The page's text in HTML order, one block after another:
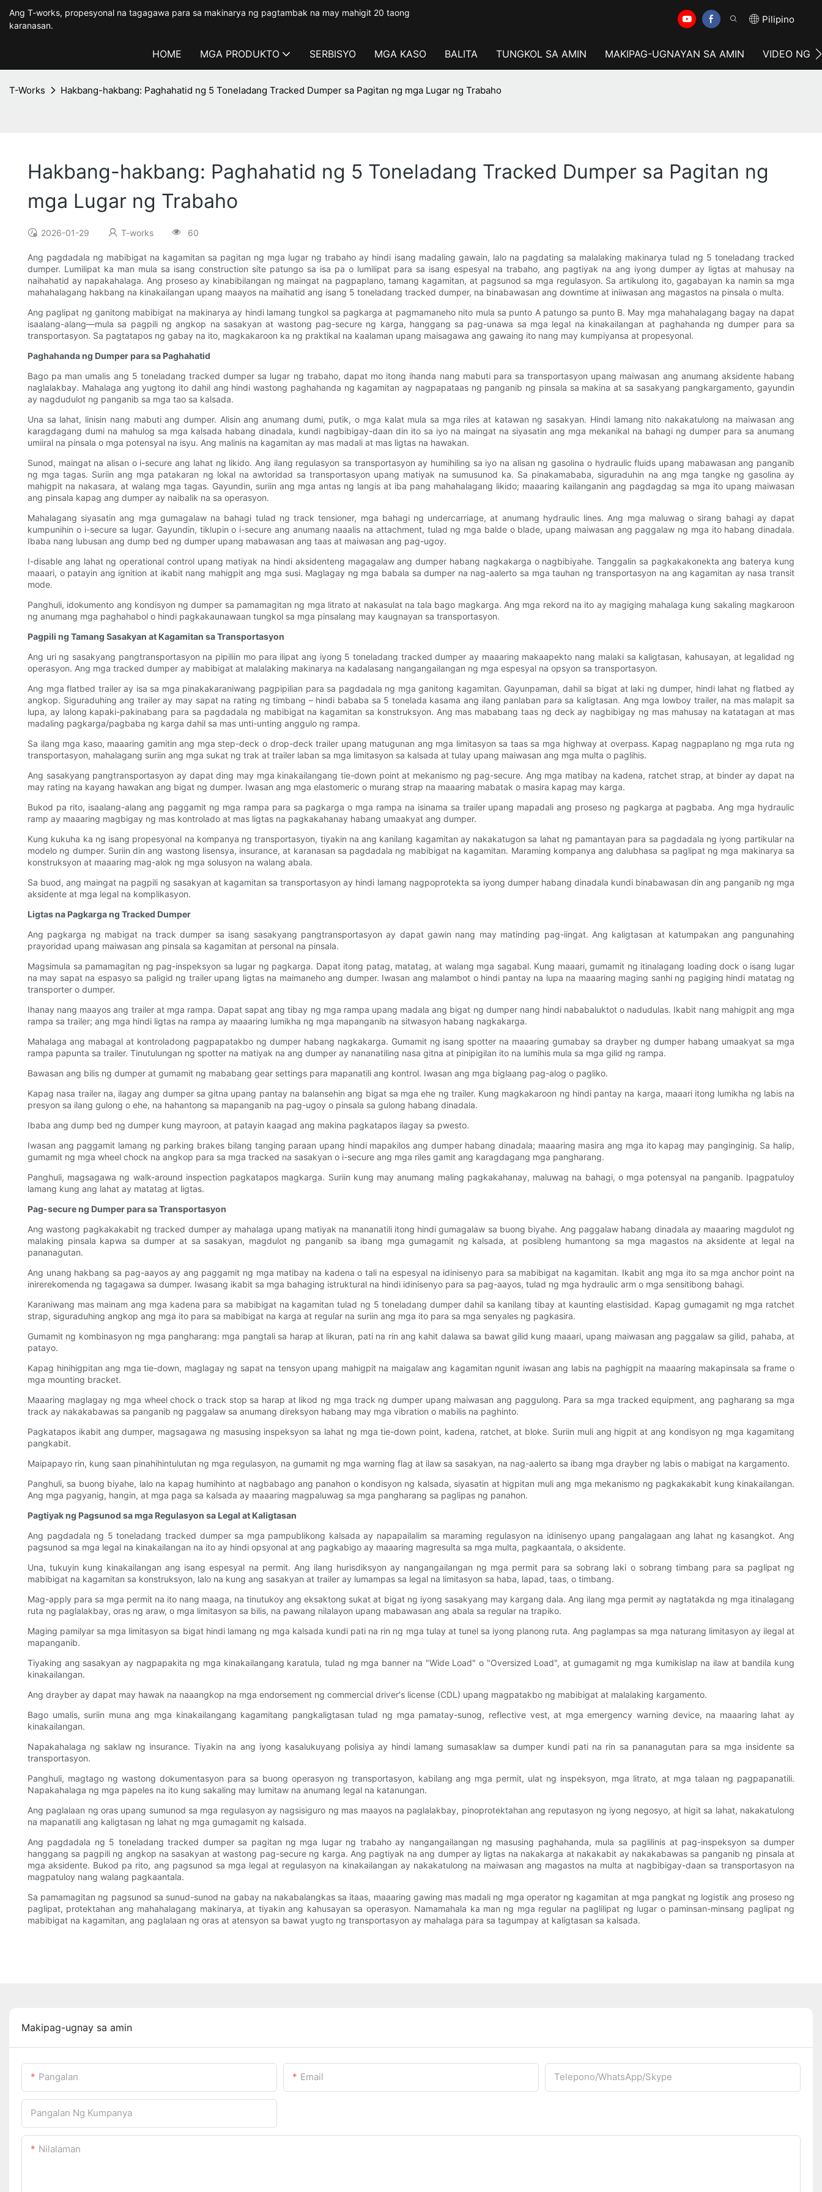
Ang T-works, propesyonal na tagagawa para sa makinarya ng pagtambak na may mahigit 20 taong
karanasan.
Pilipino
HOME MGA PRODUKTO SERBISYO MGA KASO BALITA TUNGKOL SA AMIN MAKIPAG-UGNAYAN SA AMIN VIDEO NG
T-Works Hakbang-hakbang: Paghahatid ng 5 Toneladang Tracked Dumper sa Pagitan ng mga Lugar ng Trabaho
Hakbang-hakbang: Paghahatid ng 5 Toneladang Tracked Dumper sa Pagitan ng
mga Lugar ng Trabaho
2026-01-29 T-works 60
Ang pagdadala ng mabibigat na kagamitan sa pagitan ng mga lugar ng trabaho ay hindi isang madaling gawain, lalo na pagdating sa malalaking makinarya tulad ng 5 toneladang tracked
dumper. Lumilipat ka man mula sa isang construction site patungo sa isa pa o lumilipat para sa isang espesyal na trabaho, ang pagtiyak na ang iyong dumper ay ligtas at mahusay na
naihahatid ay napakahalaga. Ang proseso ay kinabibilangan ng maingat na pagpaplano, tamang kagamitan, at pagsunod sa mga regulasyon. Sa artikulong ito, gagabayan ka namin sa mga
mahahalagang hakbang na kinakailangan upang maayos na maihatid ang isang 5 toneladang tracked dumper, na binabawasan ang downtime at iniiwasan ang magastos na pinsala o multa.
Ang paglipat ng ganitong mabibigat na makinarya ay hindi lamang tungkol sa pagkarga at pagmamaneho nito mula sa punto A patungo sa punto B. May mga mahahalagang bagay na dapat
isaalang-alang—mula sa pagpili ng angkop na sasakyan at wastong pag-secure ng karga, hanggang sa pag-unawa sa mga legal na kinakailangan at paghahanda ng dumper para sa
transportasyon. Sa pagtatapos ng gabay na ito, magkakaroon ka ng praktikal na kaalaman upang maisagawa ang gawaing ito nang may kumpiyansa at propesyonal.
Paghahanda ng Dumper para sa Paghahatid
Bago pa man umalis ang 5 toneladang tracked dumper sa lugar ng trabaho, dapat mo itong ihanda nang mabuti para sa transportasyon upang maiwasan ang anumang aksidente habang
naglalakbay. Mahalaga ang yugtong ito dahil ang hindi wastong paghahanda ng kagamitan ay nagpapataas ng panganib ng pinsala sa makina at sa sasakyang pangkargamento, gayundin
ay nagdudulot ng panganib sa mga tao sa kalsada.
Una sa lahat, linisin nang mabuti ang dumper. Alisin ang anumang dumi, putik, o mga kalat mula sa mga riles at katawan ng sasakyan. Hindi lamang nito nakakatulong na maiwasan ang
karagdagang dumi na mahulog sa mga kalsada habang dinadala, kundi nagbibigay-daan din ito sa iyo na maingat na siyasatin ang mga mekanikal na bahagi ng dumper para sa anumang
umiiral na pinsala o mga potensyal na isyu. Ang malinis na kagamitan ay mas madali at mas ligtas na hawakan.
Sunod, maingat na alisan o i-secure ang lahat ng likido. Ang ilang regulasyon sa transportasyon ay humihiling sa iyo na alisan ng gasolina o hydraulic fluids upang mabawasan ang panganib
ng mga tagas. Suriin ang mga patakaran ng lokal na awtoridad sa transportasyon upang matiyak na sumusunod ka. Sa pinakamababa, siguraduhin na ang mga tangke ng gasolina ay
mahigpit na nakasara, at walang mga tagas. Gayundin, suriin ang mga antas ng langis at iba pang mahahalagang likido; maaaring kailanganin ang pagdagdag sa mga ito upang maiwasan
ang pinsala kapag ang dumper ay naibalik na sa operasyon.
Mahalagang siyasatin ang mga gumagalaw na bahagi tulad ng track tensioner, mga bahagi ng undercarriage, at anumang hydraulic lines. Ang mga maluwag o sirang bahagi ay dapat
kumpunihin o i-secure sa lugar. Gayundin, tiklupin o i-secure ang anumang naaalis na attachment, tulad ng mga balde o blade, upang maiwasan ang paggalaw ng mga ito habang dinadala.
Ibaba nang lubusan ang dump bed ng dumper upang mabawasan ang taas at maiwasan ang pag-ugoy.
I-disable ang lahat ng operational control upang matiyak na hindi aksidenteng magagalaw ang dumper habang nagkakarga o nagbibiyahe. Tanggalin sa pagkakakonekta ang baterya kung
maaari, o patayin ang ignition at ikabit nang mahigpit ang mga susi. Maglagay ng mga babala sa dumper na nag-aalerto sa mga tauhan ng transportasyon na ang kagamitan ay nasa transit
mode.
Panghuli, idokumento ang kondisyon ng dumper sa pamamagitan ng mga litrato at nakasulat na tala bago magkarga. Ang mga rekord na ito ay magiging mahalaga kung sakaling magkaroon
ng anumang mga paghahabol o hindi pagkakaunawaan tungkol sa mga pinsalang may kaugnayan sa transportasyon.
Pagpili ng Tamang Sasakyan at Kagamitan sa Transportasyon
Ang uri ng sasakyang pangtransportasyon na pipiliin mo para ilipat ang iyong 5 toneladang tracked dumper ay maaaring makaapekto nang malaki sa kaligtasan, kahusayan, at legalidad ng
operasyon. Ang mga tracked dumper ay mabibigat at malalaking makinarya na kadalasang nangangailangan ng mga espesyal na opsyon sa transportasyon.
Ang mga flatbed trailer ay isa sa mga pinakakaraniwang pagpipilian para sa pagdadala ng mga ganitong kagamitan. Gayunpaman, dahil sa bigat at laki ng dumper, hindi lahat ng flatbed ay
angkop. Siguraduhing ang trailer ay may sapat na rating ng timbang – hindi bababa sa 5 tonelada kasama ang ilang panlaban para sa kaligtasan. Ang mga lowboy trailer, na mas malapit sa
lupa, ay lalong kapaki-pakinabang para sa pagdadala ng mabibigat na kagamitan sa konstruksyon. Ang mas mababang taas ng deck ay nagbibigay ng mas mahusay na katatagan at mas
madaling pagkarga/pagbaba ng karga dahil sa mas unti-unting anggulo ng rampa.
Sa ilang mga kaso, maaaring gamitin ang mga step-deck o drop-deck trailer upang matugunan ang mga limitasyon sa taas sa mga highway at overpass. Kapag nagpaplano ng mga ruta ng
transportasyon, mahalagang suriin ang mga sukat ng trak at trailer laban sa mga limitasyon sa kalsada at tulay upang maiwasan ang mga multa o paglihis.
Ang sasakyang pangtransportasyon ay dapat ding may mga kinakailangang tie-down point at mekanismo ng pag-secure. Ang mga matibay na kadena, ratchet strap, at binder ay dapat na
may rating na kayang hawakan ang bigat ng dumper. Iwasan ang mga elastomeric o murang strap na maaaring mabatak o masira kapag may karga.
Bukod pa rito, isaalang-alang ang paggamit ng mga rampa para sa pagkarga o mga rampa na isinama sa trailer upang mapadali ang proseso ng pagkarga at pagbaba. Ang mga hydraulic
ramp ay maaaring magbigay ng mas kontrolado at mas ligtas na pagkakahanay habang umaakyat ang dumper.
Kung kukuha ka ng isang propesyonal na kompanya ng transportasyon, tiyakin na ang kanilang kagamitan ay nakakatugon sa lahat ng pamantayan para sa pagdadala ng iyong partikular na
modelo ng dumper. Suriin din ang wastong lisensya, insurance, at karanasan sa pagdadala ng mabibigat na kagamitan. Maraming kompanya ang dalubhasa sa paglipat ng mga makinarya sa
konstruksyon at maaaring mag-alok ng mga solusyon na walang abala.
Sa buod, ang maingat na pagpili ng sasakyan at kagamitan sa transportasyon ay hindi lamang nagpoprotekta sa iyong dumper habang dinadala kundi binabawasan din ang panganib ng mga
aksidente at mga legal na komplikasyon.
Ligtas na Pagkarga ng Tracked Dumper
Ang pagkarga ng mabigat na track dumper sa isang sasakyang pangtransportasyon ay dapat gawin nang may matinding pag-iingat. Ang kaligtasan at katumpakan ang pangunahing
prayoridad upang maiwasan ang pinsala sa kagamitan at personal na pinsala.
Magsimula sa pamamagitan ng pag-inspeksyon sa lugar ng pagkarga. Dapat itong patag, matatag, at walang mga sagabal. Kung maaari, gumamit ng itinalagang loading dock o isang lugar
na may sapat na espasyo sa paligid ng trailer upang ligtas na maimaneho ang dumper. Iwasan ang malambot o hindi pantay na lupa na maaaring maging sanhi ng pagiging hindi matatag ng
transporter o dumper.
Ihanay nang maayos ang trailer at mga rampa. Dapat sapat ang tibay ng mga rampa upang madala ang bigat ng dumper nang hindi nababaluktot o nadudulas. Ikabit nang mahigpit ang mga
rampa sa trailer; ang mga hindi ligtas na rampa ay maaaring lumikha ng mga mapanganib na sitwasyon habang nagkakarga.
Mahalaga ang mabagal at kontroladong pagpapatakbo ng dumper habang nagkakarga. Gumamit ng isang spotter na maaaring gumabay sa drayber ng dumper habang umaakyat sa mga
rampa papunta sa trailer. Tinutulungan ng spotter na matiyak na ang dumper ay nananatiling nasa gitna at pinipigilan ito na lumihis mula sa mga gilid ng rampa.
Bawasan ang bilis ng dumper at gumamit ng mababang gear settings para mapanatili ang kontrol. Iwasan ang mga biglaang pag-alog o pagliko.
Kapag nasa trailer na, ilagay ang dumper sa gitna upang pantay na balansehin ang bigat sa mga ehe ng trailer. Kung magkakaroon ng hindi pantay na karga, maaari itong lumikha ng labis na
presyon sa ilang gulong o ehe, na hahantong sa mapanganib na pag-ugoy o pinsala sa gulong habang dinadala.
Ibaba ang dump bed ng dumper kung mayroon, at patayin kaagad ang makina pagkatapos ilagay sa pwesto.
Iwasan ang paggamit lamang ng parking brakes bilang tanging paraan upang hindi mapakilos ang dumper habang dinadala; maaaring masira ang mga ito kapag may panginginig. Sa halip,
gumamit ng mga wheel chock na angkop para sa mga tracked na sasakyan o i-secure ang mga riles gamit ang karagdagang mga pangharang.
Panghuli, magsagawa ng walk-around inspection pagkatapos magkarga. Suriin kung may anumang maling pagkakahanay, maluwag na bahagi, o mga potensyal na panganib. Ipagpatuloy
lamang kung ang lahat ay matatag at ligtas.
Pag-secure ng Dumper para sa Transportasyon
Ang wastong pagkakakabit ng tracked dumper ay mahalaga upang matiyak na mananatili itong hindi gumagalaw sa buong biyahe. Ang paggalaw habang dinadala ay maaaring magdulot ng
malaking pinsala kapwa sa dumper at sa sasakyan, magdulot ng panganib sa ibang mga gumagamit ng kalsada, at posibleng humantong sa mga magastos na aksidente at legal na
pananagutan.
Ang unang hakbang sa pag-aayos ay ang paggamit ng mga matibay na kadena o tali na espesyal na idinisenyo para sa mabibigat na kagamitan. Ikabit ang mga ito sa mga anchor point na
inirerekomenda ng tagagawa sa dumper. Iwasang ikabit sa mga bahaging istruktural na hindi idinisenyo para sa pag-aayos, tulad ng mga hydraulic arm o mga sensitibong bahagi.
Karaniwang mas mainam ang mga kadena para sa mabibigat na kagamitan tulad ng 5 toneladang dumper dahil sa kanilang tibay at kaunting elastisidad. Kapag gumagamit ng mga ratchet
strap, siguraduhing angkop ang mga ito para sa mabibigat na karga at regular na suriin ang mga ito para sa mga senyales ng pagkasira.
Gumamit ng kombinasyon ng mga pangharang: mga pangtali sa harap at likuran, pati na rin ang kahit dalawa sa bawat gilid kung maaari, upang maiwasan ang paggalaw sa gilid, pahaba, at
patayo.
Kapag hinihigpitan ang mga tie-down, maglagay ng sapat na tensyon upang mahigpit na maigalaw ang kagamitan ngunit iwasan ang labis na paghigpit na maaaring makapinsala sa frame o
mga mounting bracket.
Maaaring maglagay ng mga wheel chock o track stop sa harap at likod ng mga track ng dumper upang maiwasan ang paggulong. Para sa mga tracked equipment, ang pagharang sa mga
track ay nakakabawas sa panganib ng paggalaw sa anumang direksyon habang may mga vibration o mabilis na paghinto.
Pagkatapos ikabit ang dumper, magsagawa ng masusing inspeksyon sa lahat ng mga tie-down point, kadena, ratchet, at bloke. Suriin muli ang higpit at ang kondisyon ng mga kagamitang
pangkabit.
Maipapayo rin, kung saan pinahihintulutan ng mga regulasyon, na gumamit ng mga warning flag at ilaw sa sasakyan, na nag-aalerto sa ibang mga drayber ng labis o mabigat na kargamento.
Panghuli, sa buong biyahe, lalo na kapag humihinto at nagbabago ang panahon o kondisyon ng kalsada, siyasatin at higpitan muli ang mga mekanismo ng pagkakakabit kung kinakailangan.
Ang mga pagyanig, hangin, at mga paga sa kalsada ay maaaring magpaluwag sa mga pangharang sa paglipas ng panahon.
Pagtiyak ng Pagsunod sa mga Regulasyon sa Legal at Kaligtasan
Ang pagdadala ng 5 toneladang tracked dumper sa mga pampublikong kalsada ay napapailalim sa maraming regulasyon na idinisenyo upang pangalagaan ang lahat ng kasangkot. Ang
pagsunod sa mga legal na kinakailangan na ito ay hindi opsyonal at ang pagkabigo ay maaaring magresulta sa mga multa, pagkaantala, o aksidente.
Una, tukuyin kung kinakailangan ang isang espesyal na permit. Ang ilang hurisdiksyon ay nangangailangan ng mga permit para sa sobrang laki o sobrang timbang para sa paglipat ng
mabibigat na kagamitan sa konstruksyon, lalo na kung ang sasakyan at trailer ay lumampas sa legal na limitasyon sa haba, lapad, taas, o timbang.
Mag-apply para sa mga permit na ito nang maaga, na tinutukoy ang eksaktong sukat at bigat ng iyong sasakyang may kargang dala. Ang ilang mga permit ay nagtatakda ng mga itinalagang
ruta ng paglalakbay, oras ng araw, o mga limitasyon sa bilis, na pawang nilalayon upang mabawasan ang abala sa regular na trapiko.
Maging pamilyar sa mga limitasyon sa bigat hindi lamang ng mga kalsada kundi pati na rin ng mga tulay at tunel sa iyong planong ruta. Ang paglampas sa mga naturang limitasyon ay ilegal at
mapanganib.
Tiyaking ang sasakyan ay nagpapakita ng mga kinakailangang karatula, tulad ng mga banner na "Wide Load" o "Oversized Load", at gumagamit ng mga kumikislap na ilaw at bandila kung
kinakailangan.
Ang drayber ay dapat may hawak na naaangkop na mga endorsement ng commercial driver's license (CDL) upang magpatakbo ng mabibigat at malalaking kargamento.
Bago umalis, suriin muna ang mga kinakailangang kagamitang pangkaligtasan tulad ng mga pamatay-sunog, reflective vest, at mga emergency warning device, na maaaring lahat ay
kinakailangan.
Napakahalaga ng saklaw ng insurance. Tiyakin na ang iyong kasalukuyang polisiya ay hindi lamang sumasaklaw sa dumper kundi pati na rin sa pananagutan para sa mga insidente sa
transportasyon.
Panghuli, magtago ng wastong dokumentasyon para sa buong operasyon ng transportasyon, kabilang ang mga permit, ulat ng inspeksyon, mga litrato, at mga talaan ng pagpapanatili.
Napakahalaga ng mga papeles na ito kung sakaling may lumitaw na anumang legal na katanungan.
Ang paglalaan ng oras upang sumunod sa mga regulasyon ay nagsisiguro ng mas maayos na paglalakbay, pinoprotektahan ang reputasyon ng iyong negosyo, at higit sa lahat, nakakatulong
na mapanatili ang kaligtasan ng lahat ng mga gumagamit ng kalsada.
Ang pagdadala ng 5 toneladang tracked dumper sa pagitan ng mga lugar ng trabaho ay nangangailangan ng masusing paghahanda, mula sa paglilinis at pag-inspeksyon sa dumper
hanggang sa pagpili ng angkop na sasakyan at wastong pag-secure ng karga. Ang pagtiyak na ang dumper ay ligtas na nakakarga at nakakabit ay nakakabawas sa panganib ng pinsala at
mga aksidente. Bukod pa rito, ang pagsunod sa mga legal at regulasyon na kinakailangan ay nakakatulong na maiwasan ang magastos na multa at nagbibigay-daan sa transportasyon na
magpatuloy nang walang pagkaantala.
Sa pamamagitan ng pagsunod sa sunud-sunod na gabay na nakabalangkas sa itaas, maaaring gawing mas madali ng mga operator ng kagamitan at mga pangkat ng logistik ang proseso ng
paglipat, protektahan ang mahahalagang makinarya, at tiyakin ang kahusayan sa operasyon. Namamahala ka man ng mga regular na paglilipat ng lugar o paminsan-minsang paglipat ng
mabibigat na kagamitan, ang paglalaan ng oras at atensyon sa bawat yugto ng transportasyon ay mahalaga para sa tagumpay at kaligtasan sa kalsada.
Makipag-ugnay sa amin
Pangalan Email Telepono/WhatsApp/Skype
Pangalan Ng Kumpanya
Nilalaman